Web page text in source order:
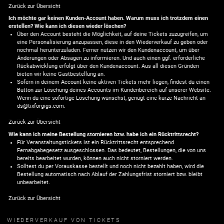
Zurück zur Übersicht
Ich möchte gar keinen Kunden-Account haben. Warum muss ich trotzdem einen
erstellen? Wie kann ich diesen wieder löschen?
Über den Account besteht die Möglichkeit, auf deine Tickets zuzugreifen, um
eine Personalisierung anzupassen, diese in den Wiederverkauf zu geben oder
nochmal herunterzuladen. Ferner nutzen wir den Kundenaccount, um über
Änderungen oder Absagen zu informieren. Und auch einen ggf. erforderliche
Rückabwicklung erfolgt über den Kundenaccount. Aus all diesen Gründen
bieten wir keine Gastbestellung an.
Sofern in deinem Account keine aktiven Tickets mehr liegen, findest du einen
Button zur Löschung deines Accounts im Kundenbereich auf unserer Website.
Wenn du eine sofortige Löschung wünschst, genügt eine kurze Nachricht an
ds@tixforgigs.com.
Zurück zur Übersicht
Wie kann ich meine Bestellung stornieren bzw. habe ich ein Rücktrittsrecht?
Für Veranstaltungstickets ist ein Rücktrittsrecht entsprechend
Fernabgabegesetz ausgeschlossen. Das bedeutet, Bestellungen, die von uns
bereits bearbeitet wurden, können auch nicht storniert werden.
Solltest du per Vorauskasse bestellt und noch nicht bezahlt haben, wird die
Bestellung automatisch nach Ablauf der Zahlungsfrist storniert bzw. bleibt
unbearbeitet.
Zurück zur Übersicht
WIEDERVERKAUF VON TICKETS